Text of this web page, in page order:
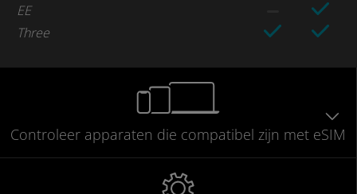
EE
Three
Controleer apparaten die compatibel zijn met eSIM